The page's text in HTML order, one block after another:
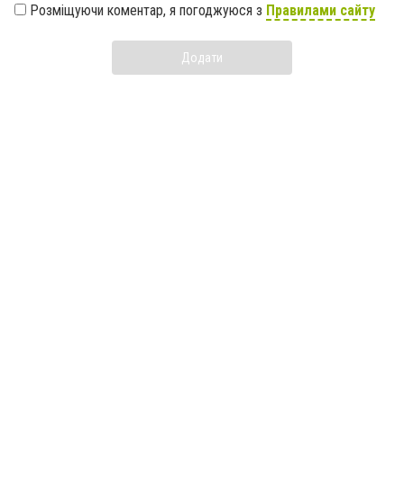
Розміщуючи коментар, я погоджуюся з Правилами сайту
Додати